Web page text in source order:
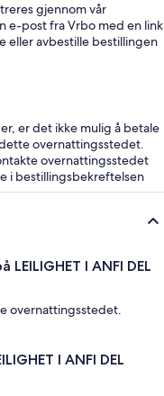
gjennom vår
e-post fra Vrbo med en link
eller avbestille bestillingen
er det ikke mulig å betale
overnattingsstedet.
overnattingsstedet
i bestillingsbekreftelsen
I ANFI DEL
overnattingsstedet.
I ANFI DEL